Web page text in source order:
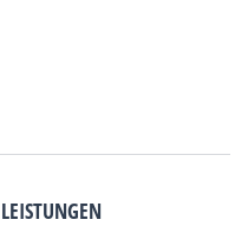
LEISTUNGEN